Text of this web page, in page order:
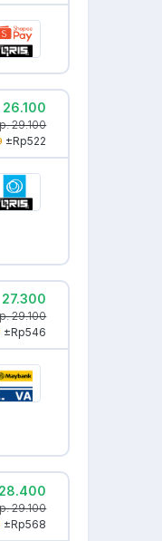
26.100
29.100
±Rp522
27.300
29.100
±Rp546
29.100
±Rp568